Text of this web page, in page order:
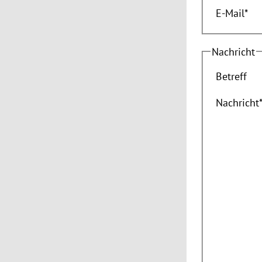
E-Mail*
Nachricht
Betreff
Nachricht